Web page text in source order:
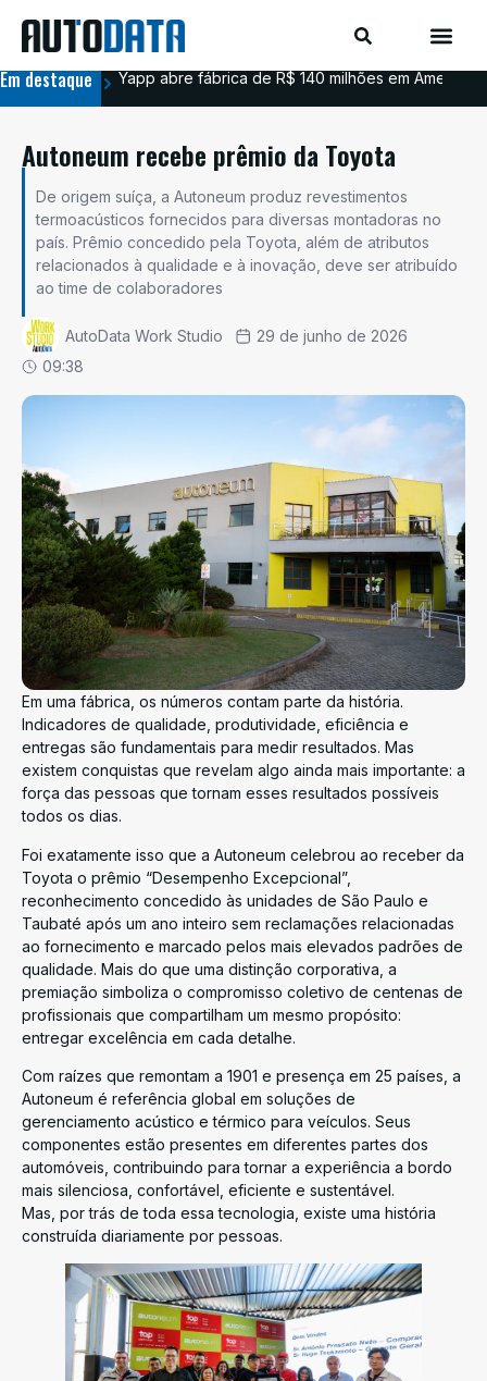
Em destaque Yapp abre fábrica de R$ 140 milhões em
Autoneum recebe prêmio da Toyota
De origem suíça, a Autoneum produz revestimentos
termoacústicos fornecidos para diversas montadoras no
país. Prêmio concedido pela Toyota, além de atributos
relacionados à qualidade e à inovação, deve ser atribuído
ao time de colaboradores
AutoData Work Studio
29 de junho de 2026
09:38
Em uma fábrica, os números contam parte da história.
Indicadores de qualidade, produtividade, eficiência e
entregas são fundamentais para medir resultados. Mas
existem conquistas que revelam algo ainda mais importante: a
força das pessoas que tornam esses resultados possíveis
todos os dias.
Foi exatamente isso que a Autoneum celebrou ao receber da
Toyota o prêmio “Desempenho Excepcional”,
reconhecimento concedido às unidades de São Paulo e
Taubaté após um ano inteiro sem reclamações relacionadas
ao fornecimento e marcado pelos mais elevados padrões de
qualidade. Mais do que uma distinção corporativa, a
premiação simboliza o compromisso coletivo de centenas de
profissionais que compartilham um mesmo propósito:
entregar excelência em cada detalhe.
Com raízes que remontam a 1901 e presença em 25 países, a
Autoneum é referência global em soluções de
gerenciamento acústico e térmico para veículos. Seus
componentes estão presentes em diferentes partes dos
automóveis, contribuindo para tornar a experiência a bordo
mais silenciosa, confortável, eficiente e sustentável.
Mas, por trás de toda essa tecnologia, existe uma história
construída diariamente por pessoas.